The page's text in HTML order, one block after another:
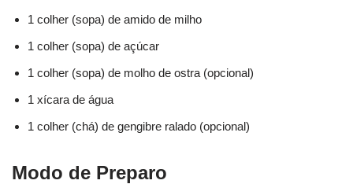
1 colher (sopa) de amido de milho
1 colher (sopa) de açúcar
1 colher (sopa) de molho de ostra (opcional)
1 xícara de água
1 colher (chá) de gengibre ralado (opcional)
Modo de Preparo